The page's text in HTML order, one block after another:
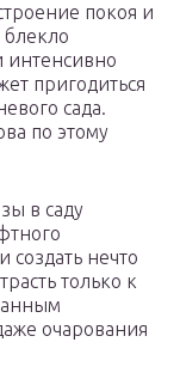
покоя и
интенсивно
пригодиться
сада.
по этому
в саду
создать нечто
только к
очарования